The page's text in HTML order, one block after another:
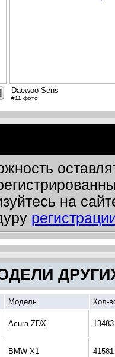
Daewoo Sens
#11 фото
на
Модель Кол-
Acura ZDX 13483
BMW X1 41581